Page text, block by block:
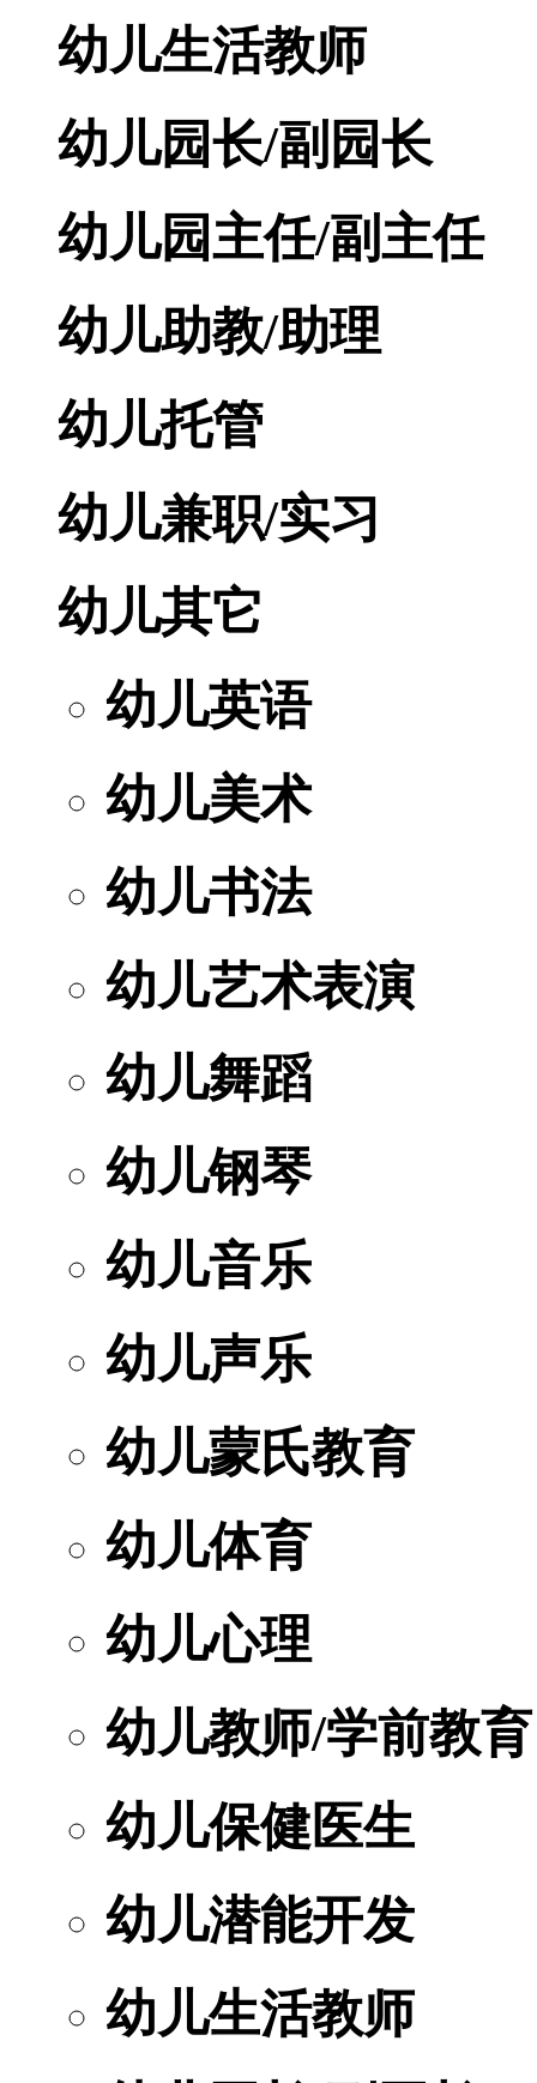
幼儿生活教师
幼儿园长/副园长
幼儿园主任/副主任
幼儿助教/助理
幼儿托管
幼儿兼职/实习
幼儿其它
幼儿英语
幼儿美术
幼儿书法
幼儿艺术表演
幼儿舞蹈
幼儿钢琴
幼儿音乐
幼儿声乐
幼儿蒙氏教育
幼儿体育
幼儿心理
幼儿教师/学前教育
幼儿保健医生
幼儿潜能开发
幼儿生活教师